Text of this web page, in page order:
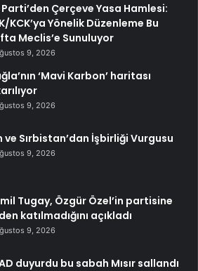
Parti’den Çerçeve Yasa Hamlesi:
KCK’ya Yönelik Düzenleme Bu
Meclis’e Sunuluyor
9, 2026
‘Mavi Karbon’ haritası
9, 2026
ve Sırbistan’dan İşbirliği Vurgusu
9, 2026
Tugay, Özgür Özel’in partisine
katılmadığını açıkladı
9, 2026
duyurdu bu sabah Mısır sallandı